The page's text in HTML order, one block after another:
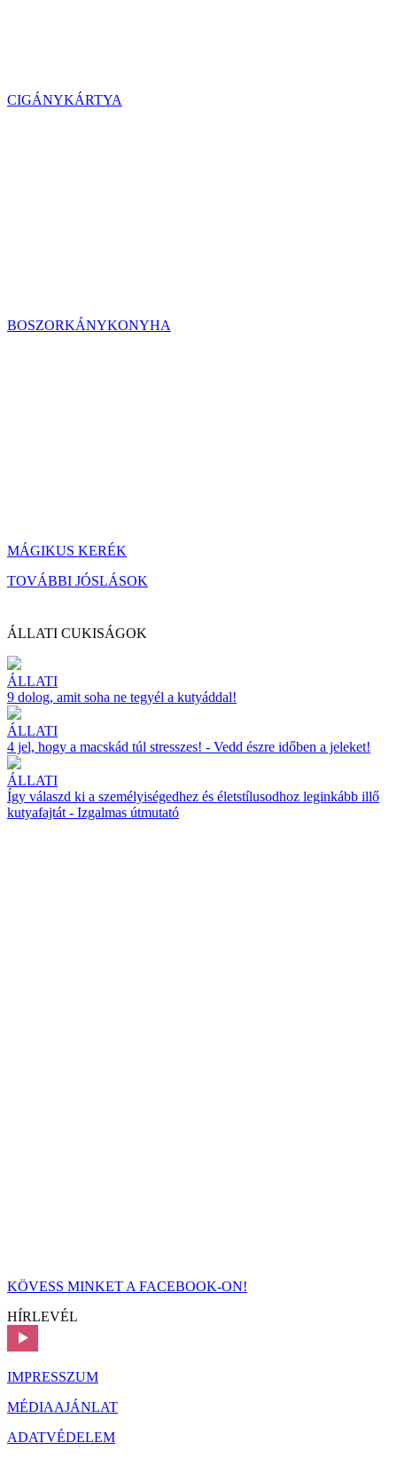
CIGÁNYKÁRTYA
BOSZORKÁNYKONYHA
MÁGIKUS KERÉK
TOVÁBBI JÓSLÁSOK
ÁLLATI CUKISÁGOK
ÁLLATI
9 dolog, amit soha ne tegyél a kutyáddal!
ÁLLATI
4 jel, hogy a macskád túl stresszes! - Vedd észre időben a jeleket!
ÁLLATI
Így válaszd ki a személyiségedhez és életstílusodhoz leginkább illő
kutyafajtát - Izgalmas útmutató
KÖVESS MINKET A FACEBOOK-ON!
HÍRLEVÉL
IMPRESSZUM
MÉDIAAJÁNLAT
ADATVÉDELEM